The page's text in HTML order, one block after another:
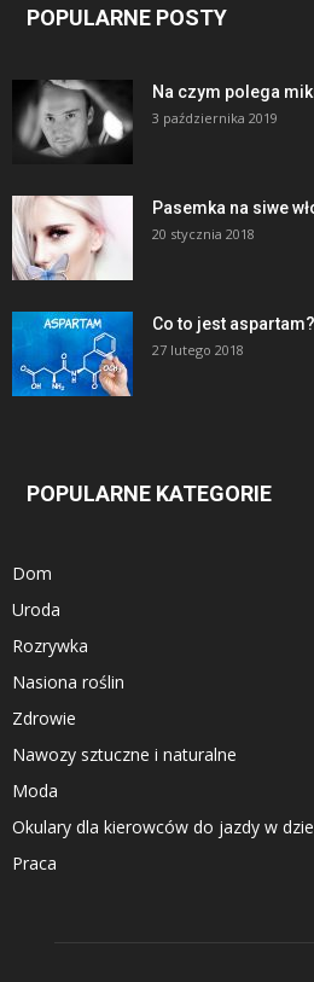
POPULARNE POSTY
Na czym polega
3 października 2019
Pasemka na siwe
20 stycznia 2018
Co to jest aspartam?
27 lutego 2018
POPULARNE KATEGORIE
Dom
Uroda
Rozrywka
Nasiona roślin
Zdrowie
Nawozy sztuczne i naturalne
Moda
Okulary dla kierowców do jazdy w
Praca